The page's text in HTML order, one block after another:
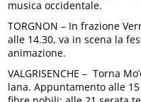
musica occidentale.
TORGNON – In frazione
alle 14.30, va in scena la
animazione.
VALGRISENCHE – Torna
lana. Appuntamento alle